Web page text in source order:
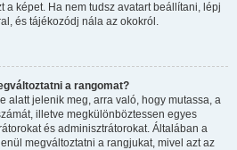
a képet. Ha nem tudsz avatart beállítani, lépj
és tájékozódj nála az okokról.
a rangomat?
alatt jelenik meg, arra való, hogy mutassa, a
illetve megkülönböztessen egyes
és adminisztrátorokat. Általában a
megváltoztatni a rangjukat, mivel azt az